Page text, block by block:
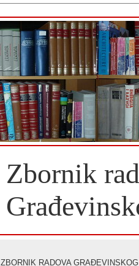
Zbornik
ZBORNIK RADOVA